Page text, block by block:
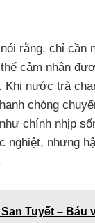
rằng, chỉ cần
cảm nhận
Khi nước trà
chóng
chính nhịp
nghiệt, nhưng
San Tuyết – Báu